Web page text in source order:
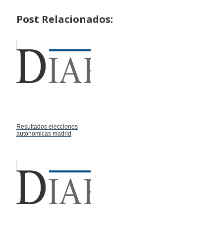
Post Relacionados:
Resultados elecciones
autonomicas madrid